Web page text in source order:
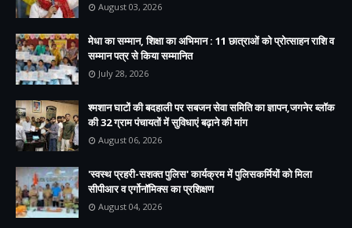
August 03, 2026
मेधा का सम्मान, शिक्षा का अभिमान : 11 छात्राओं को प्रोत्साहन राशि व
सम्मान पत्र से किया सम्मानित
July 28, 2026
श्मशान घाटों की बदहाली पर सबजन सेवा समिति का ज्ञापन,जगनेर ब्लॉक
की 32 ग्राम पंचायतों में सुविधाएं बढ़ाने की मांग
August 06, 2026
'स्वस्थ प्रहरी-सशक्त पुलिस' कार्यक्रम में पुलिसकर्मियों को मिला
सीपीआर व एर्गोनॉमिक्स का प्रशिक्षण
August 04, 2026